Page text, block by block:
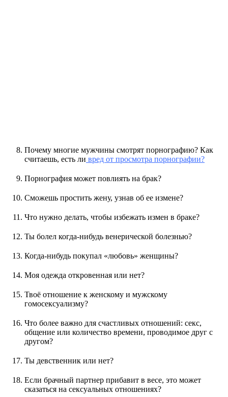
Почему многие мужчины смотрят порнографию? Как
считаешь, есть ли вред от просмотра порнографии?
Порнография может повлиять на брак?
Сможешь простить жену, узнав об ее измене?
Что нужно делать, чтобы избежать измен в браке?
Ты болел когда-нибудь венерической болезнью?
Когда-нибудь покупал «любовь» женщины?
Моя одежда откровенная или нет?
Твоё отношение к женскому и мужскому
гомосексуализму?
Что более важно для счастливых отношений: секс,
общение или количество времени, проводимое друг с
другом?
Ты девственник или нет?
Если брачный партнер прибавит в весе, это может
сказаться на сексуальных отношениях?